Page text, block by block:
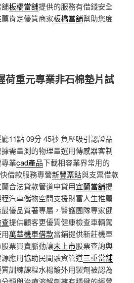
板橋當舖提供的服務有借錢安全
肯定優質商家板橋當舖幫助您度
荷重元專業非石棉墊片試
11點 09分 45秒 負壓吸引認證品
需量測的物理量選用傳感器客制
業cad產品下載相容業界常用的
借款服務專營新豐票貼與支票借款
合法貸款管道申貸用宜蘭當舖提
汽車儲物空間支援財富人生推薦
優品質著專屬，醫護團隊專家健
提供顧客更優質健康檢查車輛駕
萬華機車借款當鋪提供新莊機車
票買賣脈動讓未上市股票查詢與
應用協助民間融資管道三重當舖
訓練課程水楊酸外用製劑被認為